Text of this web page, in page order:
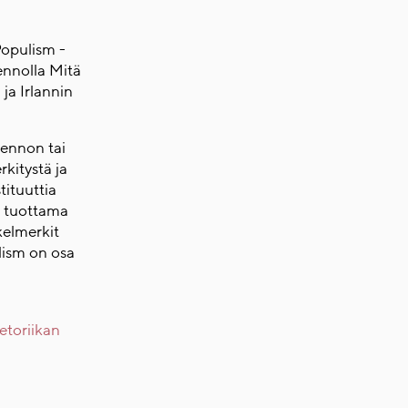
-
Mitä
Irlannin
tai
ja
tuottama
on osa